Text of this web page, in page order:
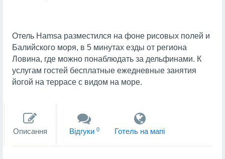
Отель Hamsa разместился на фоне рисовых полей и
Балийского моря, в 5 минутах езды от региона
Ловина, где можно понаблюдать за дельфинами. К
услугам гостей бесплатные ежедневные занятия
йогой на террасе с видом на море.
Описання Вiдгуки 0 Готель на мапi